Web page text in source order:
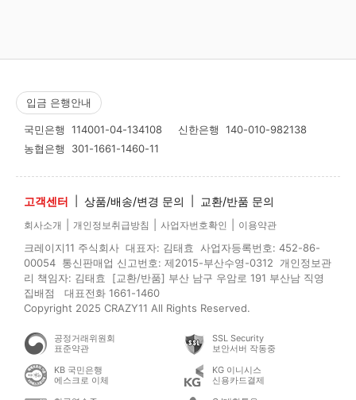
입금 은행안내
국민은행 114001-04-134108 신한은행 140-010-982138
농협은행 301-1661-1460-11
고객센터 상품/배송/변경 문의 교환/반품 문의
회사소개 개인정보취급방침 사업자번호확인 이용약관
크레이지11 주식회사 대표자: 김태효 사업자등록번호: 452-86-
00054 통신판매업 신고번호: 제2015-부산수영-0312 개인정보관
리 책임자: 김태효 [교환/반품] 부산 남구 우암로 191 부산남 직영
집배점 대표전화 1661-1460
Copyright 2025 CRAZY11 All Rights Reserved.
공정거래위원회
표준약관
SSL Security
보안서버 작동중
KB 국민은행
에스크로 이체
KG 이니시스
신용카드결제